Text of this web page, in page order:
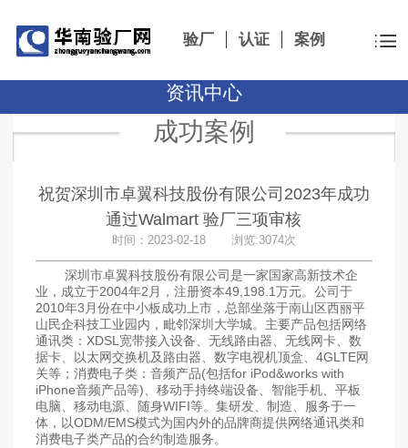
验厂 认证 案例
资讯中心
成功案例
祝贺深圳市卓翼科技股份有限公司2023年成功
通过Walmart 验厂三项审核
时间：2023-02-18 浏览:3074次
深圳市卓翼科技股份有限公司是一家国家高新技术企
业，成立于2004年2月，注册资本49,198.1万元。公司于
2010年3月份在中小板成功上市，总部坐落于南山区西丽平
山民企科技工业园内，毗邻深圳大学城。主要产品包括网络
通讯类：XDSL宽带接入设备、无线路由器、无线网卡、数
据卡、以太网交换机及路由器、数字电视机顶盒、4GLTE网
关等；消费电子类：音频产品(包括for iPod&works with
iPhone音频产品等)、移动手持终端设备、智能手机、平板
电脑、移动电源、随身WIFI等。集研发、制造、服务于一
体，以ODM/EMS模式为国内外的品牌商提供网络通讯类和
消费电子类产品的合约制造服务。